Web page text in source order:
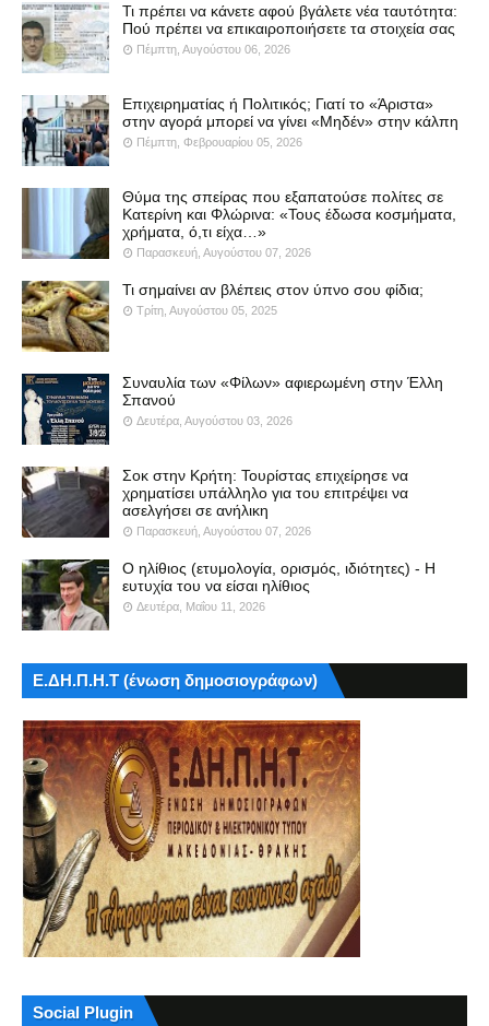
Τι πρέπει να κάνετε αφού βγάλετε νέα ταυτότητα:
Πού πρέπει να επικαιροποιήσετε τα στοιχεία σας
Πέμπτη, Αυγούστου 06, 2026
Επιχειρηματίας ή Πολιτικός; Γιατί το «Άριστα»
στην αγορά μπορεί να γίνει «Μηδέν» στην κάλπη
Πέμπτη, Φεβρουαρίου 05, 2026
Θύμα της σπείρας που εξαπατούσε πολίτες σε
Κατερίνη και Φλώρινα: «Τους έδωσα κοσμήματα,
χρήματα, ό,τι είχα…»
Παρασκευή, Αυγούστου 07, 2026
Τι σημαίνει αν βλέπεις στον ύπνο σου φίδια;
Τρίτη, Αυγούστου 05, 2025
Συναυλία των «Φίλων» αφιερωμένη στην Έλλη
Σπανού
Δευτέρα, Αυγούστου 03, 2026
Σοκ στην Κρήτη: Τουρίστας επιχείρησε να
χρηματίσει υπάλληλο για του επιτρέψει να
ασελγήσει σε ανήλικη
Παρασκευή, Αυγούστου 07, 2026
Ο ηλίθιος (ετυμολογία, ορισμός, ιδιότητες) - Η
ευτυχία του να είσαι ηλίθιος
Δευτέρα, Μαΐου 11, 2026
Ε.ΔΗ.Π.Η.Τ (ένωση δημοσιογράφων)
Social Plugin